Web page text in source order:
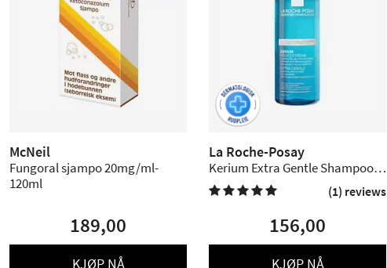
McNeil
Fungoral sjampo 20mg/ml-
120ml
189,00
KJØP NÅ
La Roche-Posay
Kerium Extra Gentle Shampoo -
400 ml.
 (1) reviews
156,00
KJØP NÅ